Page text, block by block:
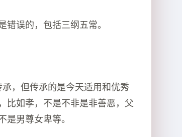
误的，包括三纲五常。
，但传承的是今天适用和优秀
比如孝，不是不非是非善恶，父
是男尊女卑等。